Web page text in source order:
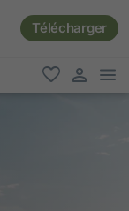
Télécharger
favori
lien